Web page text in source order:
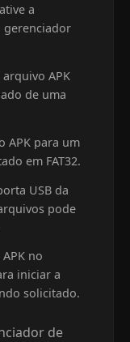
a
gerenciador
APK
de uma
APK para um
em FAT32.
USB da
pode
no
iniciar a
solicitado.
de